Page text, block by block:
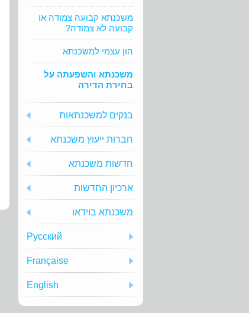
משכנתא קבועה צמודה או
קבועה לא צמודה?
הון עצמי למשכנתא
משכנתא והשפעתה על
בחירת הדירה
בנקים למשכנתאות
חברות ייעוץ משכנתא
חדשות משכנתא
ארכיון החדשות
משכנתא בוידאו
Русский
Française
English